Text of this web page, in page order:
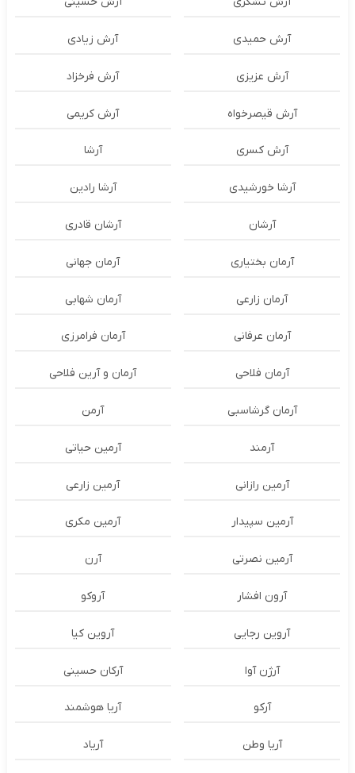
آرش حمیدی آرش زیادی
آرش عزیزی آرش فرخزاد
آرش قیصرخواه آرش کریمی
آرش کسری آرشا
آرشا خورشیدی آرشا رادین
آرشان آرشان قادری
آرمان بختیاری آرمان جهانی
آرمان زارعی آرمان شهابی
آرمان عرفانی آرمان فرامرزی
آرمان فلاحی آرمان و آرین فلاحی
آرمان گرشاسبی آرمن
آرمند آرمین حیاتی
آرمین رازانی آرمین زارعی
آرمین سپیدار آرمین مکری
آرمین نصرتی آرن
آرون افشار آروکو
آروین رجایی آروین کیا
آرژن آوا آرکان حسینی
آرکو آریا هوشمند
آریا وطن آریاد